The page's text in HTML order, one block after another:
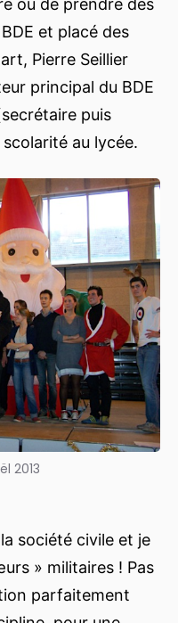
ou de prendre des
et placé des
Pierre Seillier
principal du BDE
puis
au lycée.
2013
société civile et je
» militaires ! Pas
parfaitement